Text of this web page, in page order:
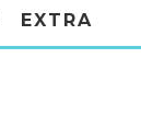
EXTRA